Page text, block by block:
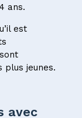
ans.
est
plus jeunes.
avec